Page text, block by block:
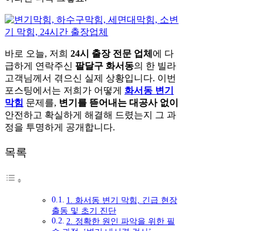
바로 오늘, 저희 24시 출장 전문 업체 에 다
급하게 연락주신 팔달구 화서동의 한 빌라
고객님께서 겪으신 실제 상황입니다. 이번
포스팅에서는 저희가 어떻게 화서동 변기
막힘 문제를, 변기를 뜯어내는 대공사 없이
안전하고 확실하게 해결해 드렸는지 그 과
정을 투명하게 공개합니다.
목록
1. 화서동 변기 막힘, 긴급 현장
출동 및 초기 진단
2. 정확한 원인 파악을 위한 필